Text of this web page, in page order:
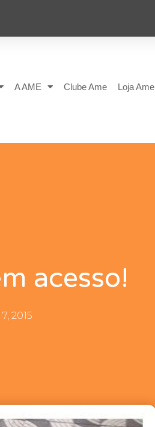
A AME Clube Ame Loja Ame
acesso!
2015